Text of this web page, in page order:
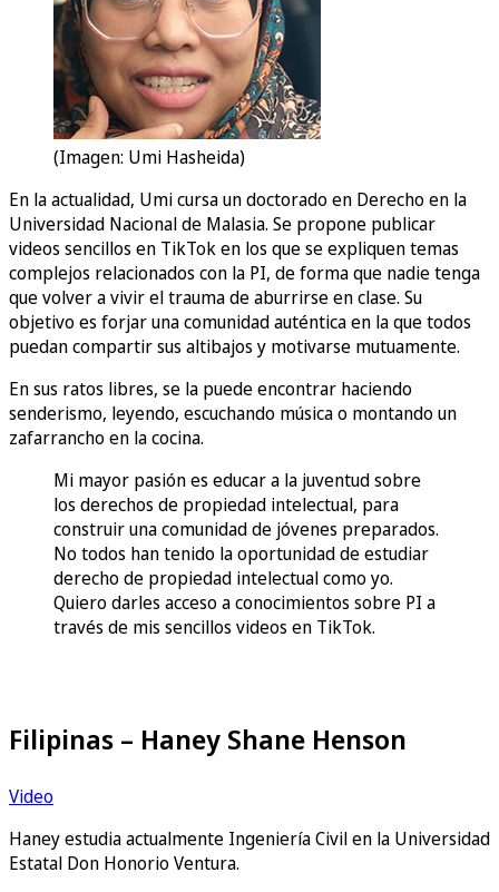
(Imagen: Umi Hasheida)
En la actualidad, Umi cursa un doctorado en Derecho en la
Universidad Nacional de Malasia. Se propone publicar
videos sencillos en TikTok en los que se expliquen temas
complejos relacionados con la PI, de forma que nadie tenga
que volver a vivir el trauma de aburrirse en clase. Su
objetivo es forjar una comunidad auténtica en la que todos
puedan compartir sus altibajos y motivarse mutuamente.
En sus ratos libres, se la puede encontrar haciendo
senderismo, leyendo, escuchando música o montando un
zafarrancho en la cocina.
Mi mayor pasión es educar a la juventud sobre
los derechos de propiedad intelectual, para
construir una comunidad de jóvenes preparados.
No todos han tenido la oportunidad de estudiar
derecho de propiedad intelectual como yo.
Quiero darles acceso a conocimientos sobre PI a
través de mis sencillos videos en TikTok.
Filipinas – Haney Shane Henson
Video
Haney estudia actualmente Ingeniería Civil en la Universidad
Estatal Don Honorio Ventura.